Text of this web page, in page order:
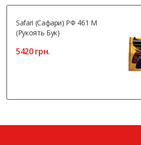
Safari (Сафари) РФ 461 М
(рукоять Бук)
5420 грн.